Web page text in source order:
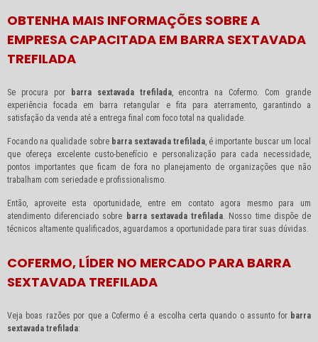
OBTENHA MAIS INFORMAÇÕES SOBRE A
EMPRESA CAPACITADA EM BARRA SEXTAVADA
TREFILADA
Se procura por barra sextavada trefilada, encontra na Cofermo. Com grande
experiência focada em barra retangular e fita para aterramento, garantindo a
satisfação da venda até a entrega final com foco total na qualidade.
Focando na qualidade sobre barra sextavada trefilada, é importante buscar um local
que ofereça excelente custo-benefício e personalização para cada necessidade,
pontos importantes que ficam de fora no planejamento de organizações que não
trabalham com seriedade e profissionalismo.
Então, aproveite esta oportunidade, entre em contato agora mesmo para um
atendimento diferenciado sobre barra sextavada trefilada. Nosso time dispõe de
técnicos altamente qualificados, aguardamos a oportunidade para tirar suas dúvidas.
COFERMO, LÍDER NO MERCADO PARA BARRA
SEXTAVADA TREFILADA
Veja boas razões por que a Cofermo é a escolha certa quando o assunto for barra
sextavada trefilada: